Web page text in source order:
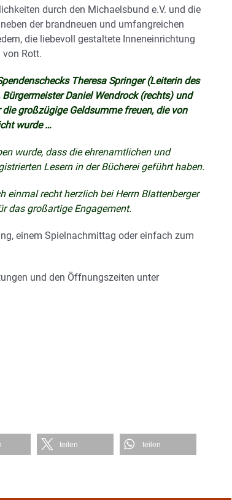
durch den Michaelsbund e.V. und die
der brandneuen und umfangreichen
die liebevoll gestaltete Inneneinrichtung
Rott.
Theresa Springer (Leiterin des
Daniel Wendrock (rechts) und
großzügige Geldsumme freuen, die von
wurde …
wurde, dass die ehrenamtlichen und
Lesern in der Bücherei geführt haben.
einmal recht herzlich bei Herrn Blattenberger
das großartige Engagement.
einem Spielnachmittag oder einfach zum
und den Öffnungszeiten unter
teilen teilen